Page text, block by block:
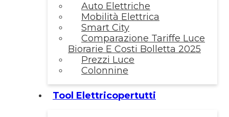
Auto Elettriche
Mobilità Elettrica
Smart City
Comparazione Tariffe Luce
Biorarie E Costi Bolletta 2025
Prezzi Luce
Colonnine
Tool Elettricopertutti